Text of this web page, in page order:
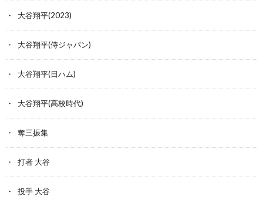
大谷翔平(2023)
大谷翔平(侍ジャパン)
大谷翔平(日ハム)
大谷翔平(高校時代)
奪三振集
打者 大谷
投手 大谷